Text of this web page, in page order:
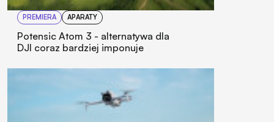
PREMIERA APARATY
Potensic Atom 3 - alternatywa dla
DJI coraz bardziej imponuje